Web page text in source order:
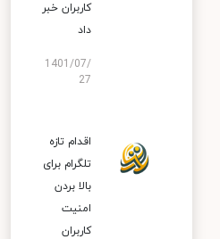
کاربران خبر
داد
1401/07/
27
اقدام تازه
تلگرام برای
بالا بردن
امنیت
کاربران